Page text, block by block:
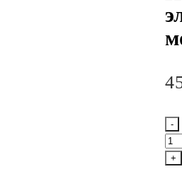
-
+